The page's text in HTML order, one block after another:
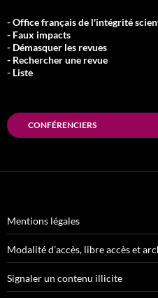
- Office français de l'intégrité
- Faux impacts
- Démasquer les revues
- Rechercher une revue
- Liste
CONFÉRENCIERS
Mentions légales
Modalité d’accès, libre accès et
Signaler un contenu illicite